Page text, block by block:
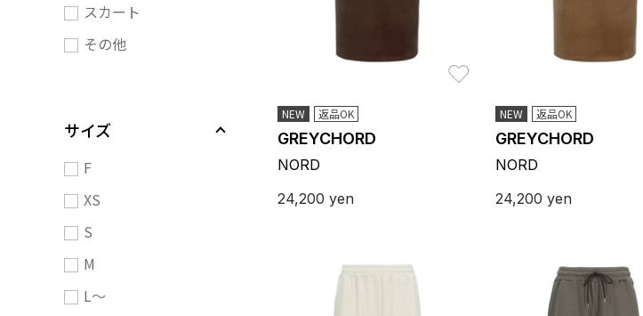
スカート
その他
サイズ
F
XS
S
M
L～
NEW 返品OK
GREYCHORD
NORD
24,200 yen
NEW 返品OK
GREYCHORD
NORD
24,200 yen